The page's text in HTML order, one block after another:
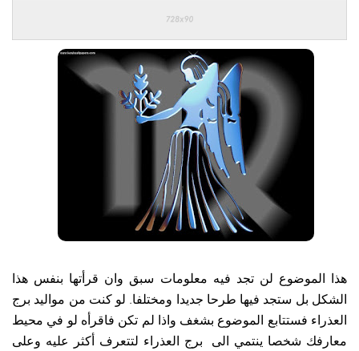
هذا الموضوع لن تجد فيه معلومات سبق وان قرأتها بنفس هذا
الشكل بل ستجد فيها طرحا جديدا ومختلفا. لو كنت من مواليد برج
العذراء فستتابع الموضوع بشغف واذا لم تكن فاقرأه لو في محيط
معارفك شخصا ينتمي الى برج العذراء لتتعرف أكثر عليه وعلى